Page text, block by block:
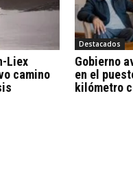
Liex
camino
Destacados
Gobierno
en el
kilómetro